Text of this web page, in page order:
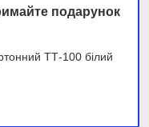
подарунок
ТТ-100 білий